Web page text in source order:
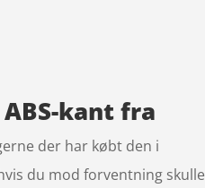
kant fra
der har købt den i
du mod forventning skulle